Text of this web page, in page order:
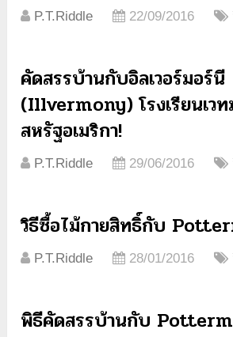
P.T.Riddle 22/09/2016
คัดสรรบ้านกับอิลเวอร์มอร์นี
(Illvermony) โรงเรียนเว
สหรัฐอเมริกา!
P.T.Riddle 29/06/2016
วิธีซื้อไม้กายสิทธิ์กับ
P.T.Riddle 28/01/2016
พิธีคัดสรรบ้านกับ